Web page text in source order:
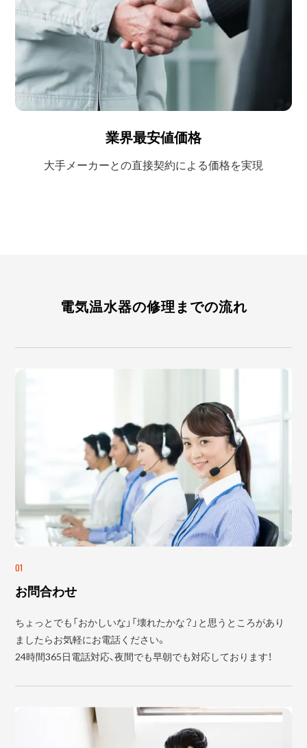
業界最安値価格
大手メーカーとの直接契約による価格を実現
電気温水器の修理までの流れ
01
お問合わせ
ちょっとでも「おかしいな」「壊れたかな？」と思うところがあり
ましたらお気軽にお電話ください。
24時間365日電話対応、夜間でも早朝でも対応しております！